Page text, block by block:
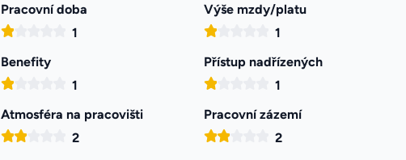
Pracovní doba
1
Výše mzdy/platu
1
Benefity
1
Přístup nadřízených
1
Atmosféra na pracovišti
2
Pracovní zázemí
2